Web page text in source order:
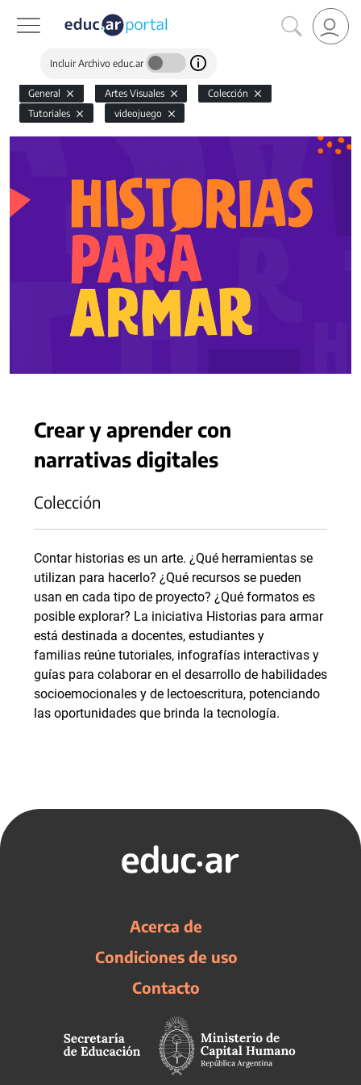
Incluir Archivo educ.ar
General Artes Visuales
Colección
Tutoriales
videojuego
Crear y aprender con
narrativas digitales
Colección
Contar historias es un arte. ¿Qué herramientas se
utilizan para hacerlo? ¿Qué recursos se pueden
usan en cada tipo de proyecto? ¿Qué formatos es
posible explorar? La iniciativa Historias para armar
está destinada a docentes, estudiantes y
familias reúne tutoriales, infografías interactivas y
guías para colaborar en el desarrollo de habilidades
socioemocionales y de lectoescritura, potenciando
las oportunidades que brinda la tecnología.
Acerca de
Condiciones de uso
Contacto